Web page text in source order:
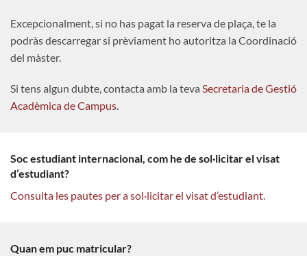
Excepcionalment, si no has pagat la reserva de plaça, te la
podràs descarregar si prèviament ho autoritza la Coordinació
del màster.
Si tens algun dubte, contacta amb la teva Secretaria de Gestió
Acadèmica de Campus.
Soc estudiant internacional, com he de sol·licitar el visat
d’estudiant?
Consulta les pautes per a sol·licitar el visat d’estudiant.
Quan em puc matricular?